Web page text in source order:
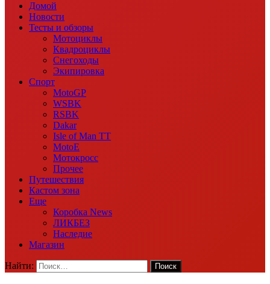
Домой
Новости
Тесты и обзоры
Мотоциклы
Квадроциклы
Снегоходы
Экипировка
Спорт
MotoGP
WSBK
RSBK
Dakar
Isle of Man TT
MotoE
Мотокросс
Прочее
Путешествия
Кастом зона
Еще
Коробка News
ЛИКБЕЗ
Наследие
Магазин
Найти: